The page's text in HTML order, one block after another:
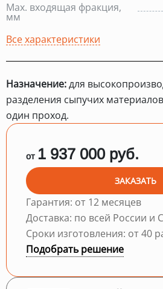
Max. входящая фракция,
мм
Все характеристики
Назначение:для
разделения сыпучих
один проход.
от 1 937 000 руб.
ЗАКАЗАТЬ
Гарантия: от 12 месяцев
Доставка: по всей России и
Сроки изготовления: от 40
Подобрать решение